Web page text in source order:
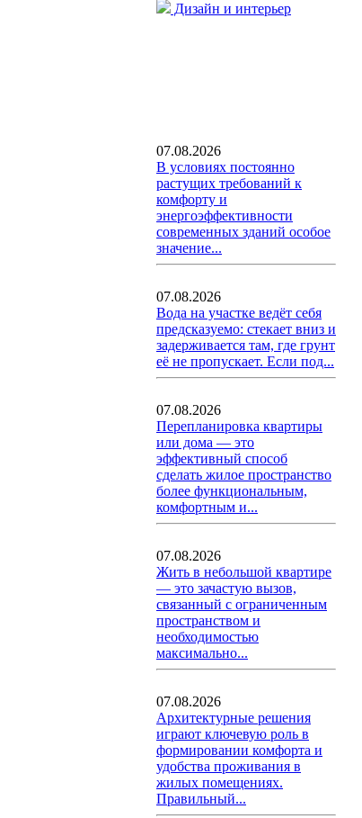
Дизайн и интерьер
07.08.2026
В условиях постоянно
растущих требований к
комфорту и
энергоэффективности
современных зданий особое
значение...
07.08.2026
Вода на участке ведёт себя
предсказуемо: стекает вниз и
задерживается там, где грунт
её не пропускает. Если под...
07.08.2026
Перепланировка квартиры
или дома — это
эффективный способ
сделать жилое пространство
более функциональным,
комфортным и...
07.08.2026
Жить в небольшой квартире
— это зачастую вызов,
связанный с ограниченным
пространством и
необходимостью
максимально...
07.08.2026
Архитектурные решения
играют ключевую роль в
формировании комфорта и
удобства проживания в
жилых помещениях.
Правильный...